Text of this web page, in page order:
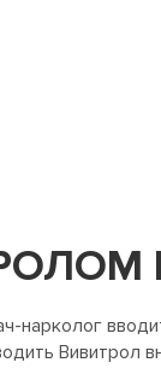
нарколог
Вивитрол